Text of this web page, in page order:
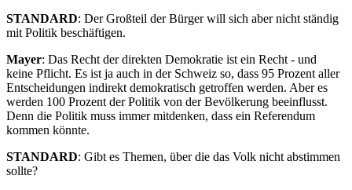
STANDARD: Der Großteil der Bürger will sich aber nicht ständig
mit Politik beschäftigen.
Mayer: Das Recht der direkten Demokratie ist ein Recht - und
keine Pflicht. Es ist ja auch in der Schweiz so, dass 95 Prozent aller
Entscheidungen indirekt demokratisch getroffen werden. Aber es
werden 100 Prozent der Politik von der Bevölkerung beeinflusst.
Denn die Politik muss immer mitdenken, dass ein Referendum
kommen könnte.
STANDARD: Gibt es Themen, über die das Volk nicht abstimmen
sollte?